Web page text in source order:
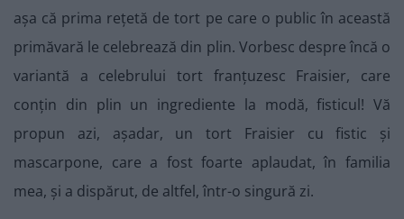
așa că prima rețetă de tort pe care o public în această
primăvară le celebrează din plin. Vorbesc despre încă o
variantă a celebrului tort franțuzesc Fraisier, care
conțin din plin un ingrediente la modă, fisticul! Vă
propun azi, așadar, un tort Fraisier cu fistic și
mascarpone, care a fost foarte aplaudat, în familia
mea, și a dispărut, de altfel, într-o singură zi.